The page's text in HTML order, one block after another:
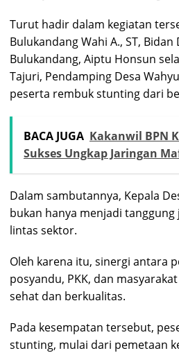
Turut hadir dalam kegiatan
Bulukandang Wahi A., ST,
Bulukandang, Aiptu Honsun
Tajuri, Pendamping Desa
peserta rembuk stunting dari
BACA JUGA Kakanwil BPN
Sukses Ungkap Jaringan
Dalam sambutannya, Kepala
bukan hanya menjadi
lintas sektor.
Oleh karena itu, sinergi antara
posyandu, PKK, dan
sehat dan berkualitas.
Pada kesempatan tersebut,
stunting, mulai dari pemetaan